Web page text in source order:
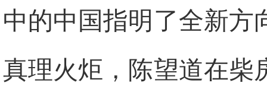
中的中国指明了全新方
真理火炬，陈望道在柴